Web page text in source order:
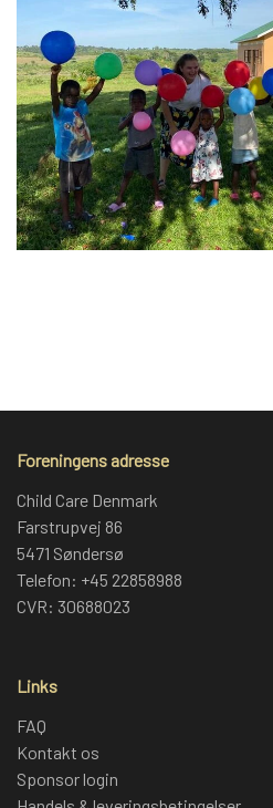
Foreningens adresse
Child Care Denmark
Farstrupvej 86
5471 Søndersø
Telefon: +45 22858988
CVR: 30688023
Links
FAQ
Kontakt os
Sponsor login